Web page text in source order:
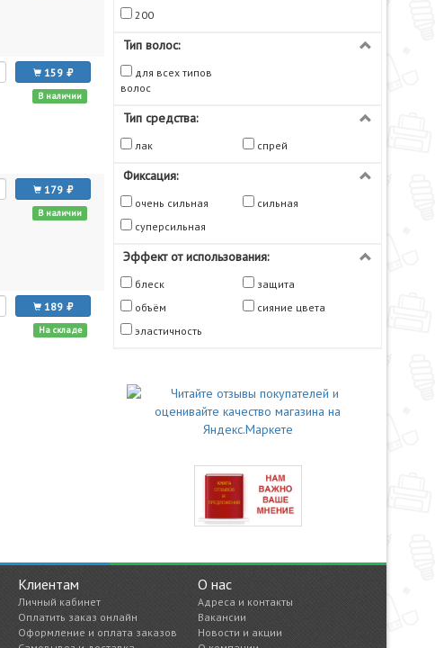
200
Тип волос:
для всех типов
волос
Тип средства:
лак спрей
Фиксация:
очень сильная
сильная
суперсильная
Эффект от использования:
блеск
защита
объём
сияние цвета
эластичность
159
В наличии
179
В наличии
189
На складе
Клиентам
Личный кабинет
Оплатить заказ онлайн
Оформление и оплата заказов
О нас
Адреса и контакты
Вакансии
Новости и акции